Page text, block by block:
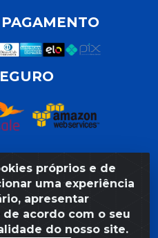
próprios e de
uma experiência
apresentar
acordo com o seu
do nosso site.
LTDA - Rua da Praia,
PE - CEP 50020-550 -
0027-80